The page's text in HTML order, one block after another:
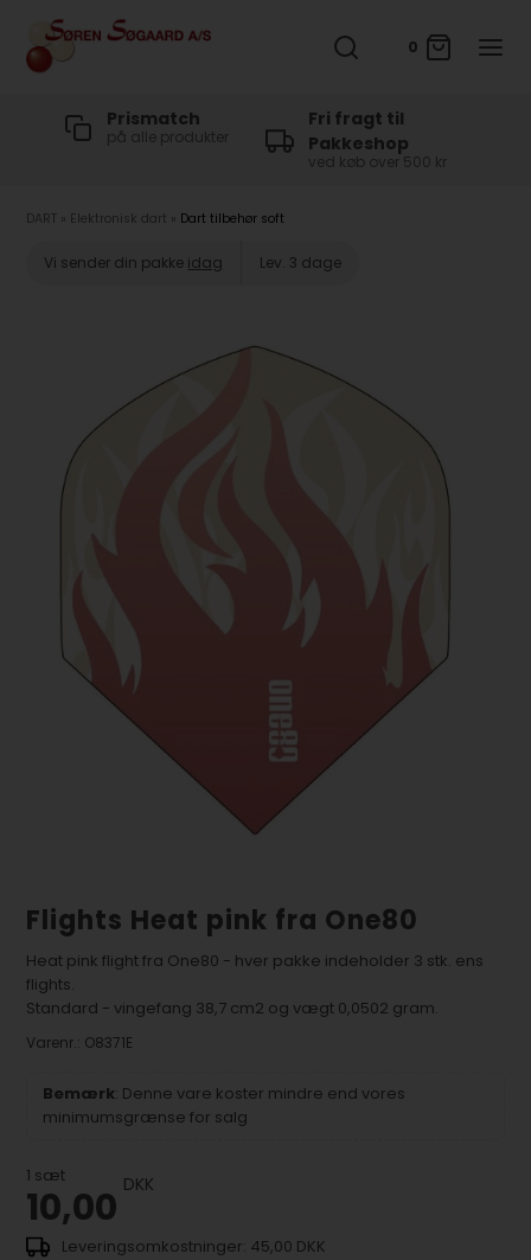
0
Prismatch
på alle produkter
Fri fragt til
Pakkeshop
ved køb over 500 kr
DART Elektronisk dart Dart tilbehør soft
Vi sender din pakke idag Lev. 3 dage
Flights Heat pink fra One80
Heat pink flight fra One80 - hver pakke indeholder 3 stk. ens
flights.
Standard - vingefang 38,7 cm2 og vægt 0,0502 gram.
Varenr.: O8371E
Bemærk: Denne vare koster mindre end vores
minimumsgrænse for salg
1 sæt
10,00 DKK
45,00 DKK